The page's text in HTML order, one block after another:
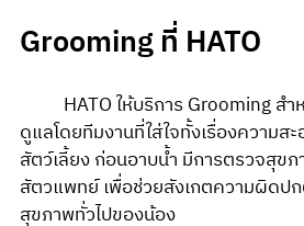
Grooming ที่ HATO
ดูแลโดยทีมงานที่ใส่ใจทั้งเรื่องความส
สัตว์เลี้ยง ก่อนอาบน้ำ มีการตรวจสุขภ
สัตวแพทย์ เพื่อช่วยสังเกตความผิดป
สุขภาพทั่วไปของน้อง